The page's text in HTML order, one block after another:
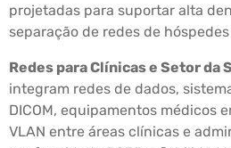
projetadas para suportar alta
separação de redes de
Redes para Clínicas e Setor da
integram redes de dados,
DICOM, equipamentos médicos
VLAN entre áreas clínicas e